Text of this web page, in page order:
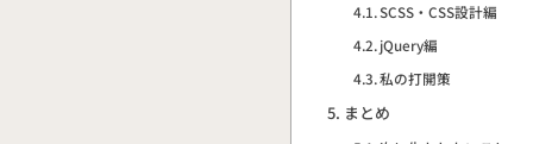
SCSS・CSS設計編
jQuery編
私の打開策
まとめ